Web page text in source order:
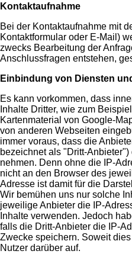
Kontaktaufnahme
Bei der Kontaktaufnahme mit
Kontaktformular oder E-Mail)
zwecks Bearbeitung der
Anschlussfragen entstehen,
Einbindung von Diensten
Es kann vorkommen, dass
Inhalte Dritter, wie zum
Kartenmaterial von Google-
von anderen Webseiten
immer voraus, dass die
bezeichnet als "Dritt-
nehmen. Denn ohne die IP-
nicht an den Browser des
Adresse ist damit für die
Wir bemühen uns nur solche
jeweilige Anbieter die IP-
Inhalte verwenden. Jedoch
falls die Dritt-Anbieter die IP-
Zwecke speichern. Soweit
Nutzer darüber auf.